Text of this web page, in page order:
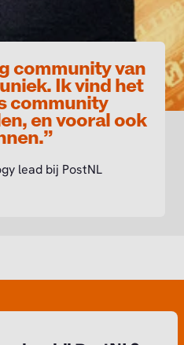
community van
Ik vind het
community
en vooral ook
lead bij PostNL